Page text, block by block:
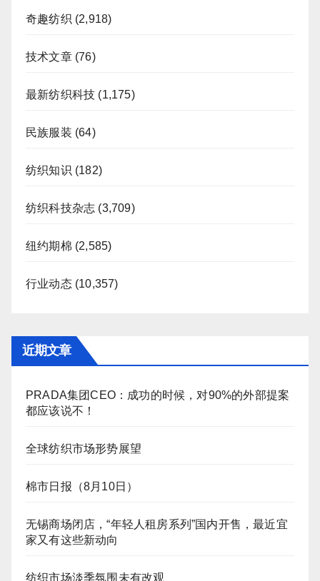
奇趣纺织 (2,918)
技术文章(76)
最新纺织科技 (1,175)
民族服装 (64)
纺织知识 (182)
纺织科技杂志 (3,709)
纽约期棉 (2,585)
行业动态(10,357)
近期文章
PRADA集团CEO：成功的时候，对90%的外部提案
都应该说不！
全球纺织市场形势展望
棉市日报（8月10日）
无锡商场闭店，“年轻人租房系列”国内开售，最近宜
家又有这些新动向
纺织市场淡季氛围未有改观